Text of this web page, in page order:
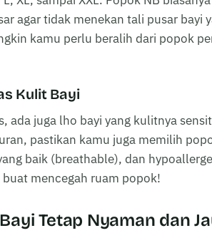
agar tidak menekan tali pusar bayi
kamu perlu beralih dari popok
Kulit Bayi
ada juga lho bayi yang kulitnya
pastikan kamu juga memilih
baik (breathable), dan
mencegah ruam popok!
Tetap Nyaman dan